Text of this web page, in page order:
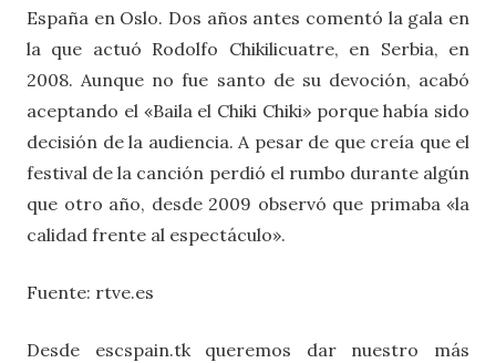
España en Oslo. Dos años antes comentó la gala en
la que actuó Rodolfo Chikilicuatre, en Serbia, en
2008. Aunque no fue santo de su devoción, acabó
aceptando el «Baila el Chiki Chiki» porque había sido
decisión de la audiencia. A pesar de que creía que el
festival de la canción perdió el rumbo durante algún
que otro año, desde 2009 observó que primaba «la
calidad frente al espectáculo».
Fuente: rtve.es
Desde escspain.tk queremos dar nuestro más